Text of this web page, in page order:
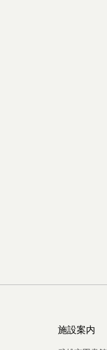
施設案内